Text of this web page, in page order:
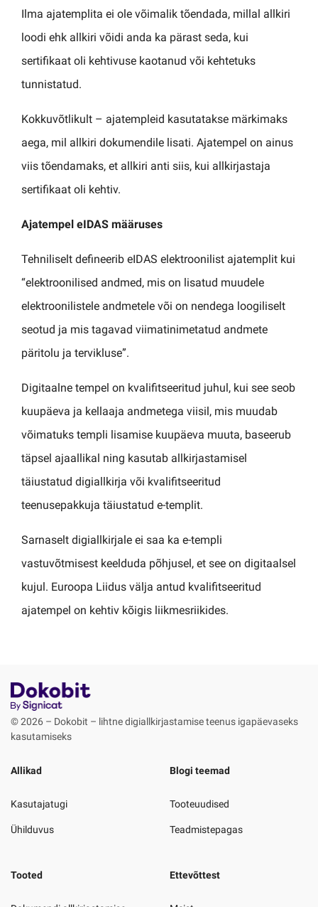
Ilma ajatemplita ei ole võimalik tõendada, millal allkiri
loodi ehk allkiri võidi anda ka pärast seda, kui
sertifikaat oli kehtivuse kaotanud või kehtetuks
tunnistatud.
Kokkuvõtlikult – ajatempleid kasutatakse märkimaks
aega, mil allkiri dokumendile lisati. Ajatempel on ainus
viis tõendamaks, et allkiri anti siis, kui allkirjastaja
sertifikaat oli kehtiv.
Ajatempel eIDAS määruses
Tehniliselt defineerib eIDAS elektroonilist ajatemplit kui
“elektroonilised andmed, mis on lisatud muudele
elektroonilistele andmetele või on nendega loogiliselt
seotud ja mis tagavad viimatinimetatud andmete
päritolu ja tervikluse”.
Digitaalne tempel on kvalifitseeritud juhul, kui see seob
kuupäeva ja kellaaja andmetega viisil, mis muudab
võimatuks templi lisamise kuupäeva muuta, baseerub
täpsel ajaallikal ning kasutab allkirjastamisel
täiustatud digiallkirja või kvalifitseeritud
teenusepakkuja täiustatud e-templit.
Sarnaselt digiallkirjale ei saa ka e-templi
vastuvõtmisest keelduda põhjusel, et see on digitaalsel
kujul. Euroopa Liidus välja antud kvalifitseeritud
ajatempel on kehtiv kõigis liikmesriikides.
© 2026 – Dokobit – lihtne digiallkirjastamise teenus igapäevaseks
kasutamiseks
Allikad
Kasutajatugi
Ühilduvus
Blogi teemad
Tooteuudised
Teadmistepagas
Tooted Ettevõttest